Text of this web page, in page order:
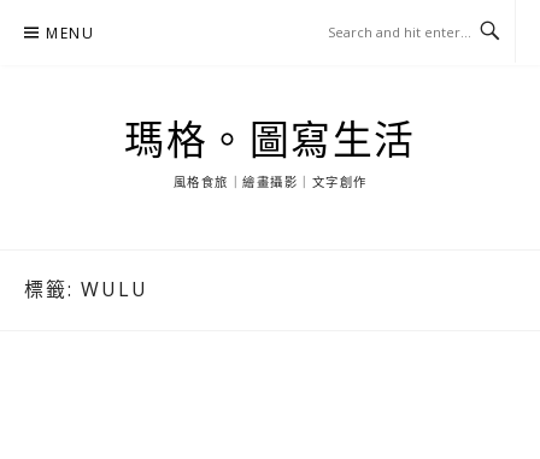
MENU
瑪格。圖寫生活
風格食旅｜繪畫攝影｜文字創作
標籤: WULU